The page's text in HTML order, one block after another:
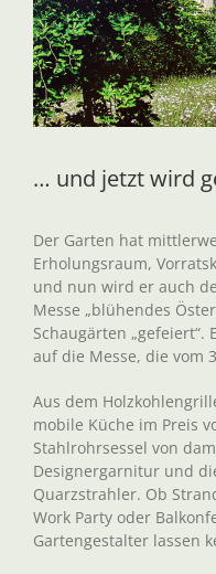
… und jetzt wird
Der Garten hat
Erholungsraum,
und nun wird er auch
Messe „blühendes
Schaugärten „gefeiert“.
auf die Messe, die vom
Aus dem
mobile Küche im Preis
Stahlrohrsessel von
Designergarnitur und
Quarzstrahler. Ob
Work Party oder
Gartengestalter lassen